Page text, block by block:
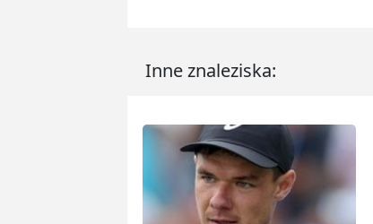
Inne znaleziska: